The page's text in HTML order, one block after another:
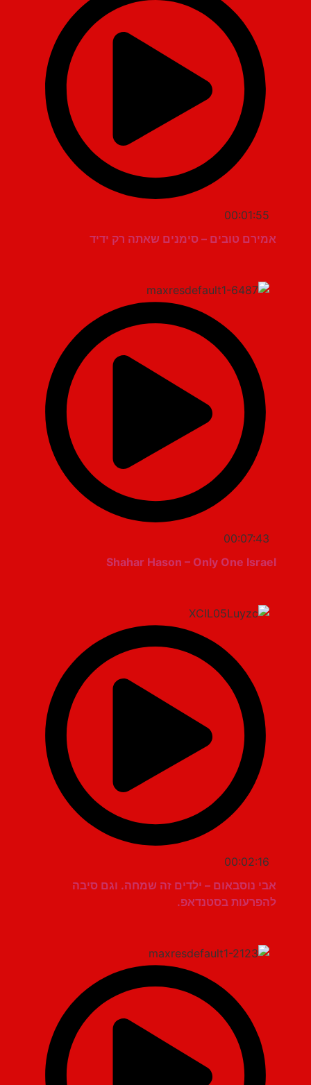
00:01:55
אמירם טובים – סימנים שאתה רק ידיד
00:07:43
Shahar Hason – Only One Israel
00:02:16
אבי נוסבאום – ילדים זה שמחה. וגם סיבה
להפרעות בסטנדאפ.